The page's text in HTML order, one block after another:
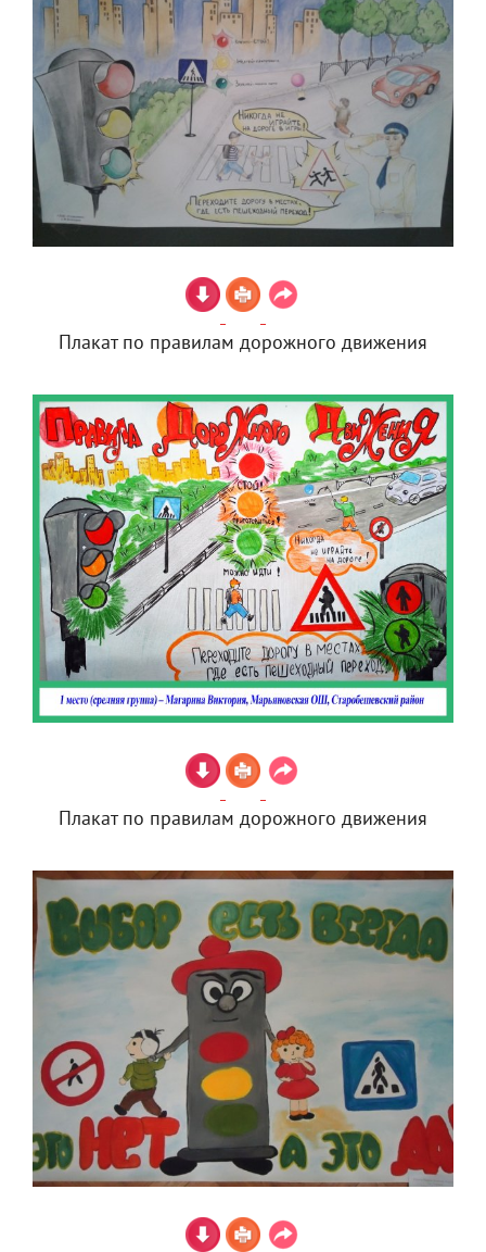
Плакат по правилам дорожного движения
Плакат по правилам дорожного движения